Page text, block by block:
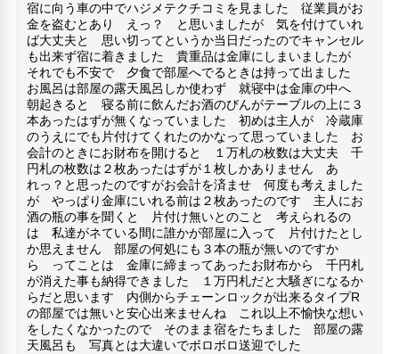
宿に向う車の中でハジメテクチコミを見ました 従業員がお
金を盗むとあり えっ？ と思いましたが 気を付けていれ
ば大丈夫と 思い切ってというか当日だったのでキャンセル
も出来ず宿に着きました 貴重品は金庫にしまいましたが
それでも不安で 夕食で部屋へでるときは持って出ました
お風呂は部屋の露天風呂しか使わず 就寝中は金庫の中へ
朝起きると 寝る前に飲んだお酒のびんがテーブルの上に３
本あったはずが無くなっていました 初めは主人が 冷蔵庫
のうえにでも片付けてくれたのかなって思っていました お
会計のときにお財布を開けると １万札の枚数は大丈夫 千
円札の枚数は２枚あったはずが１枚しかありません あ
れっ？と思ったのですがお会計を済ませ 何度も考えました
が やっぱり金庫にいれる前は２枚あったのです 主人にお
酒の瓶の事を聞くと 片付け無いとのこと 考えられるの
は 私達がネている間に誰かが部屋に入って 片付けたとし
か思えません 部屋の何処にも３本の瓶が無いのですか
ら ってことは 金庫に締まってあったお財布から 千円札
が消えた事も納得できました １万円札だと大騒ぎになるか
らだと思います 内側からチェーンロックが出来るタイプR
の部屋では無いと安心出来ませんね これ以上不愉快な想い
をしたくなかったので そのまま宿をたちました 部屋の露
天風呂も 写真とは大違いでボロボロ送迎でした